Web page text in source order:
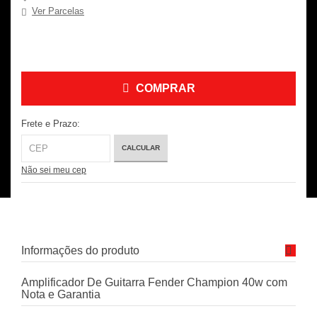
Ver Parcelas
COMPRAR
Frete e Prazo:
CALCULAR
Não sei meu cep
Informações do produto
Amplificador De Guitarra Fender Champion 40w com
Nota e Garantia